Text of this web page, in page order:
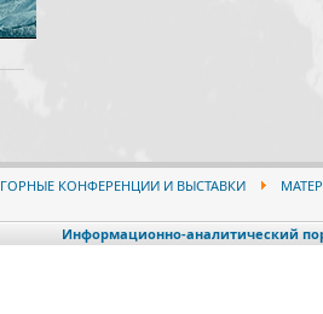
ГОРНЫЕ КОНФЕРЕНЦИИ И ВЫСТАВКИ
Информационно-аналитический